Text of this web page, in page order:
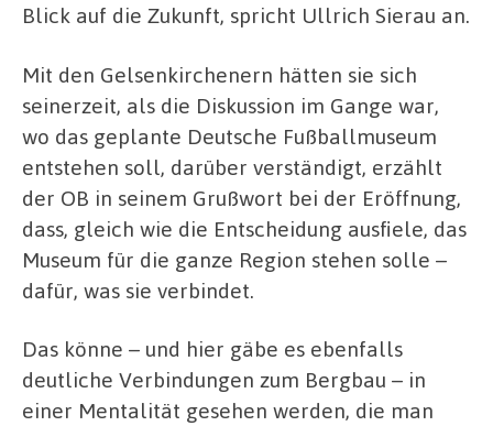
Blick auf die Zukunft, spricht Ullrich Sierau an.
Mit den Gelsenkirchenern hätten sie sich
seinerzeit, als die Diskussion im Gange war,
wo das geplante Deutsche Fußballmuseum
entstehen soll, darüber verständigt, erzählt
der OB in seinem Grußwort bei der Eröffnung,
dass, gleich wie die Entscheidung ausfiele, das
Museum für die ganze Region stehen solle –
dafür, was sie verbindet.
Das könne – und hier gäbe es ebenfalls
deutliche Verbindungen zum Bergbau – in
einer Mentalität gesehen werden, die man